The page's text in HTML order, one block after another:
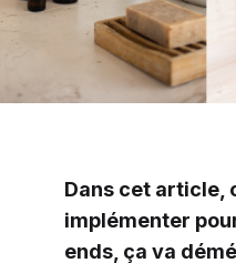
Dans cet article,
implémenter
ends, ça va